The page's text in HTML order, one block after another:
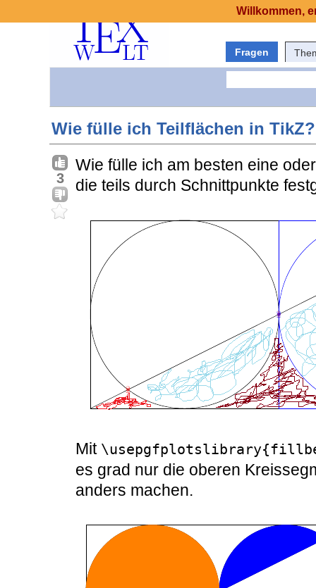
Fragen
Wie fülle ich Teilflächen in TikZ?
3
Wie fülle ich am besten eine
die teils durch Schnittpunkte
Mit
es grad nur die oberen
anders machen.
Willkommen,